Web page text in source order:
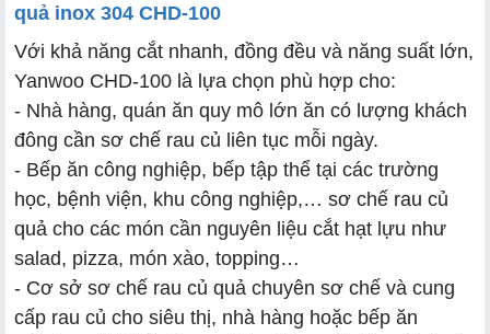
quả inox 304 CHD-100
Với khả năng cắt nhanh, đồng đều và năng suất lớn,
Yanwoo CHD-100 là lựa chọn phù hợp cho:
- Nhà hàng, quán ăn quy mô lớn ăn có lượng khách
đông cần sơ chế rau củ liên tục mỗi ngày.
- Bếp ăn công nghiệp, bếp tập thể tại các trường
học, bệnh viện, khu công nghiệp,… sơ chế rau củ
quả cho các món cần nguyên liệu cắt hạt lựu như
salad, pizza, món xào, topping…
- Cơ sở sơ chế rau củ quả chuyên sơ chế và cung
cấp rau củ cho siêu thị, nhà hàng hoặc bếp ăn